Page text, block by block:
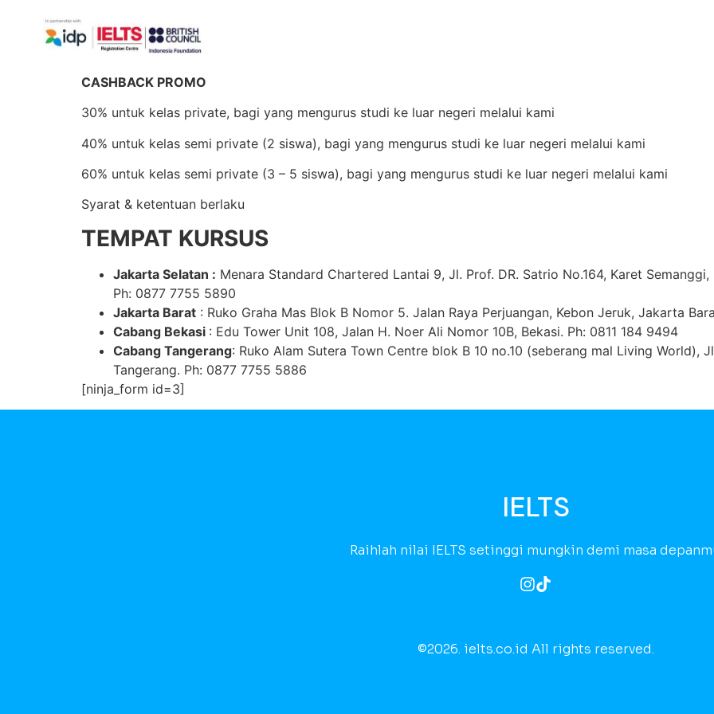
CASHBACK PROMO
30% untuk kelas private, bagi yang mengurus studi ke luar negeri melalui kami
40% untuk kelas semi private (2 siswa), bagi yang mengurus studi ke luar negeri melalui kami
60% untuk kelas semi private (3 – 5 siswa), bagi yang mengurus studi ke luar negeri melalui kami
Syarat & ketentuan berlaku
TEMPAT KURSUS
Jakarta Selatan : Menara Standard Chartered Lantai 9, Jl. Prof. DR. Satrio No.164, Karet
Ph: 0877 7755 5890
Jakarta Barat : Ruko Graha Mas Blok B Nomor 5. Jalan Raya Perjuangan, Kebon Jeruk, Jakarta
Cabang Bekasi : Edu Tower Unit 108, Jalan H. Noer Ali Nomor 10B, Bekasi. Ph: 0811 184 9494
Cabang Tangerang: Ruko Alam Sutera Town Centre blok B 10 no.10 (seberang mal Living World),
Tangerang. Ph: 0877 7755 5886
[ninja_form id=3]
IELTS
Raihlah nilai IELTS setinggi mungkin demi masa
©2026. ielts.co.id All rights reserved.